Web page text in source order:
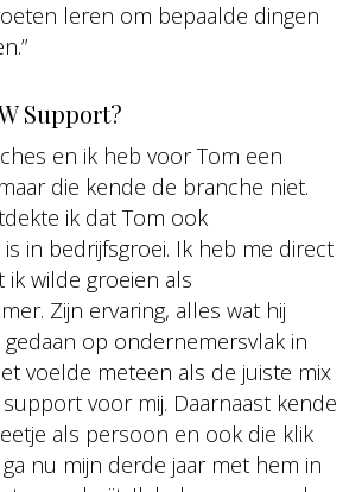
leren om bepaalde dingen
Support?
en ik heb voor Tom een
die kende de branche niet.
ik dat Tom ook
in bedrijfsgroei. Ik heb me direct
ik wilde groeien als
Zijn ervaring, alles wat hij
gedaan op ondernemersvlak in
voelde meteen als de juiste mix
voor mij. Daarnaast kende
als persoon en ook die klik
nu mijn derde jaar met hem in